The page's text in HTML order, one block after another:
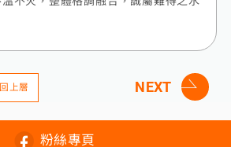
回上層 NEXT
粉絲專頁